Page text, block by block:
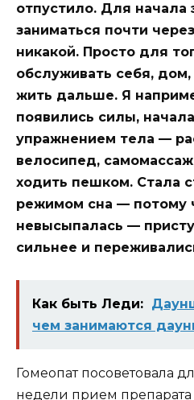
отпустило. Для начала
заниматься почти
никакой. Просто для
обслуживать себя, дом,
жить дальше. Я
появились силы,
упражнением тела —
велосипед,
ходить пешком. Стала
режимом сна — потому
невысыпалась —
сильнее и
Как быть Леди:
чем занимаются
Гомеопат посоветовала
недели прием препарата